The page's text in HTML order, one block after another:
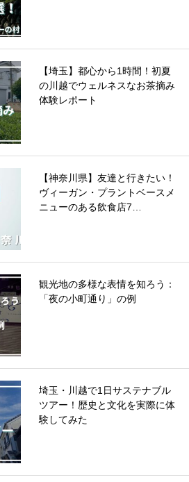
【埼玉】都心から1時間！初夏
の川越でウェルネスなお茶摘み
体験レポート
【神奈川県】友達と行きたい！
ヴィーガン・プラントベースメ
ニューのある飲食店7…
観光地の多様な表情を知ろう：
「夜の小町通り」の例
埼玉・川越で1日サステナブル
ツアー！歴史と文化を実際に体
験してみた